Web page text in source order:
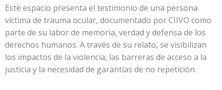
Este espacio presenta el testimonio de una persona
víctima de trauma ocular, documentado por CIIVO como
parte de su labor de memoria, verdad y defensa de los
derechos humanos. A través de su relato, se visibilizan
los impactos de la violencia, las barreras de acceso a la
justicia y la necesidad de garantías de no repetición.